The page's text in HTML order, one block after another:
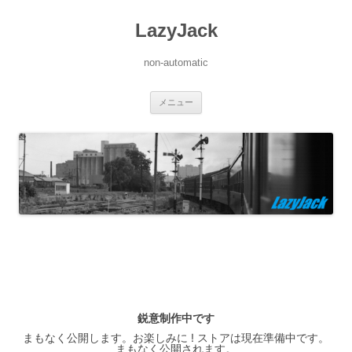
LazyJack
non-automatic
メニュー
ツ
へ
ス
キ
ッ
プ
鋭意制作中です
まもなく公開します。お楽しみに ! ストアは現在準備中です。
まもなく公開されます。